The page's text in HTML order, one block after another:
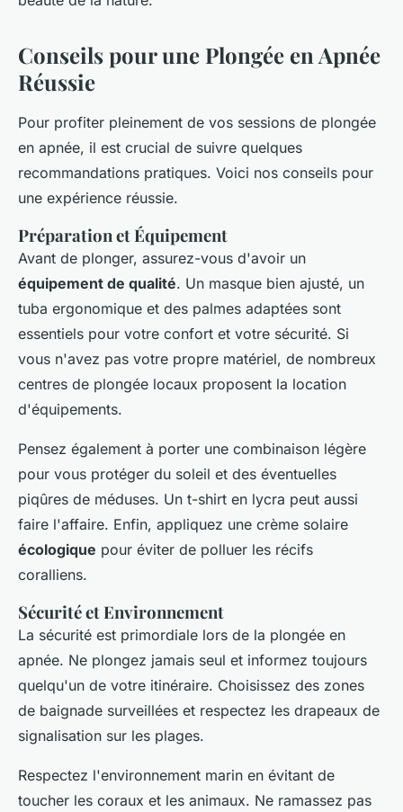
Conseils pour une Plongée en Apnée
Réussie
Pour profiter pleinement de vos sessions de plongée
en apnée, il est crucial de suivre quelques
recommandations pratiques. Voici nos conseils pour
une expérience réussie.
Préparation et Équipement
Avant de plonger, assurez-vous d'avoir un
équipement de qualité. Un masque bien ajusté, un
tuba ergonomique et des palmes adaptées sont
essentiels pour votre confort et votre sécurité. Si
vous n'avez pas votre propre matériel, de nombreux
centres de plongée locaux proposent la location
d'équipements.
Pensez également à porter une combinaison légère
pour vous protéger du soleil et des éventuelles
piqûres de méduses. Un t-shirt en lycra peut aussi
faire l'affaire. Enfin, appliquez une crème solaire
écologique pour éviter de polluer les récifs
coralliens.
Sécurité et Environnement
La sécurité est primordiale lors de la plongée en
apnée. Ne plongez jamais seul et informez toujours
quelqu'un de votre itinéraire. Choisissez des zones
de baignade surveillées et respectez les drapeaux de
signalisation sur les plages.
Respectez l'environnement marin en évitant de
toucher les coraux et les animaux. Ne ramassez pas